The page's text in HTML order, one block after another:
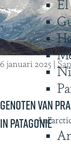
e
n
a
t
r
i
Genoten van
in Patagonië
6 januari 2025 |